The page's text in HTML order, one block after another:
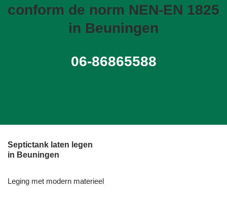
conform de norm NEN-EN 1825
in Beuningen
06-86865588
Septictank laten legen
in Beuningen
Leging met modern materieel